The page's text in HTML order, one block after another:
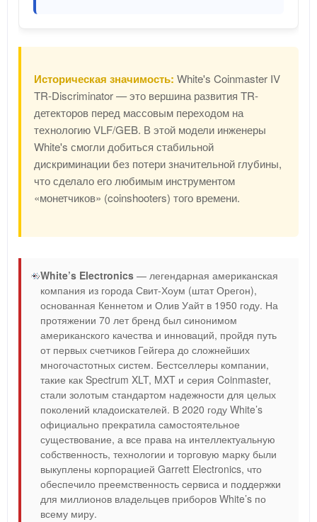
Историческая значимость: White's Coinmaster IV
TR-Discriminator — это вершина развития TR-
детекторов перед массовым переходом на
технологию VLF/GEB. В этой модели инженеры
White's смогли добиться стабильной
дискриминации без потери значительной глубины,
что сделало его любимым инструментом
«монетчиков» (coinshooters) того времени.
White’s Electronics — легендарная американская
компания из города Свит-Хоум (штат Орегон),
основанная Кеннетом и Олив Уайт в 1950 году. На
протяжении 70 лет бренд был синонимом
американского качества и инноваций, пройдя путь
от первых счетчиков Гейгера до сложнейших
многочастотных систем. Бестселлеры компании,
такие как Spectrum XLT, MXT и серия Coinmaster,
стали золотым стандартом надежности для целых
поколений кладоискателей. В 2020 году White’s
официально прекратила самостоятельное
существование, а все права на интеллектуальную
собственность, технологии и торговую марку были
выкуплены корпорацией Garrett Electronics, что
обеспечило преемственность сервиса и поддержки
для миллионов владельцев приборов White’s по
всему миру.